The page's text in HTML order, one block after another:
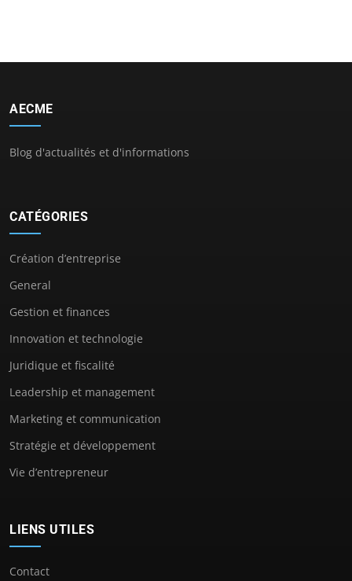
AECME
Blog d'actualités et d'informations
CATÉGORIES
Création d’entreprise
General
Gestion et finances
Innovation et technologie
Juridique et fiscalité
Leadership et management
Marketing et communication
Stratégie et développement
Vie d’entrepreneur
LIENS UTILES
Contact